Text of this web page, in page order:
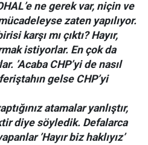
ne gerek var, niçin ve
zaten yapılıyor.
karşı mı çıktı? Hayır,
istiyorlar. En çok da
’Acaba CHP’yi de nasıl
gelse CHP’yi
atamalar yanlıştır,
diye söyledik. Defalarca
’Hayır biz haklıyız’